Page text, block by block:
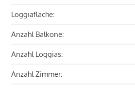
Loggiafläche:
Anzahl Balkone:
Anzahl Loggias:
Anzahl Zimmer: